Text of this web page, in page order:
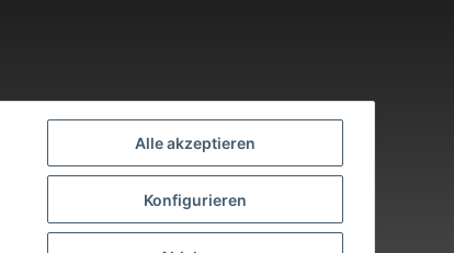
Alle akzeptieren
Konfigurieren